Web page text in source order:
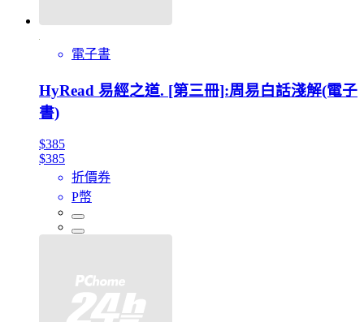
電子書
HyRead 易經之道. [第三冊]:周易白話淺解(電子
書)
$385
$385
折價券
P幣